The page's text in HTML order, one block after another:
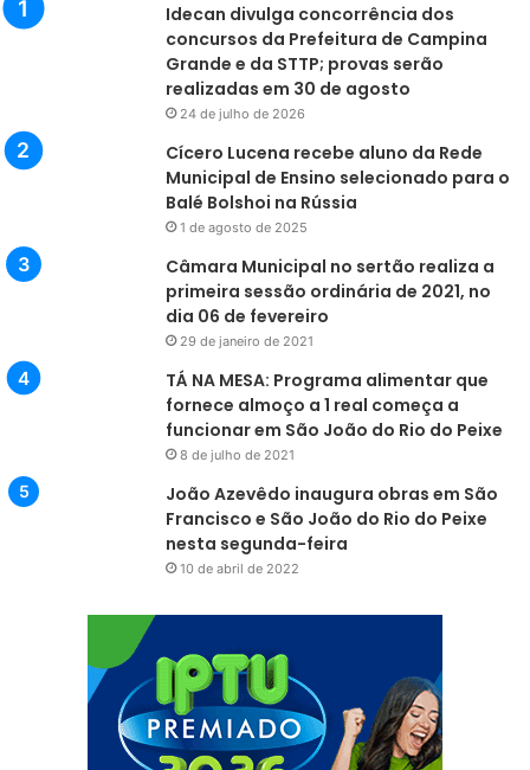
Idecan divulga concorrência dos
concursos da Prefeitura de Campina
Grande e da STTP; provas serão
realizadas em 30 de agosto
24 de julho de 2026
Cícero Lucena recebe aluno da Rede
Municipal de Ensino selecionado para o
Balé Bolshoi na Rússia
1 de agosto de 2025
Câmara Municipal no sertão realiza a
primeira sessão ordinária de 2021, no
dia 06 de fevereiro
29 de janeiro de 2021
TÁ NA MESA: Programa alimentar que
fornece almoço a 1 real começa a
funcionar em São João do Rio do Peixe
8 de julho de 2021
João Azevêdo inaugura obras em São
Francisco e São João do Rio do Peixe
nesta segunda-feira
10 de abril de 2022